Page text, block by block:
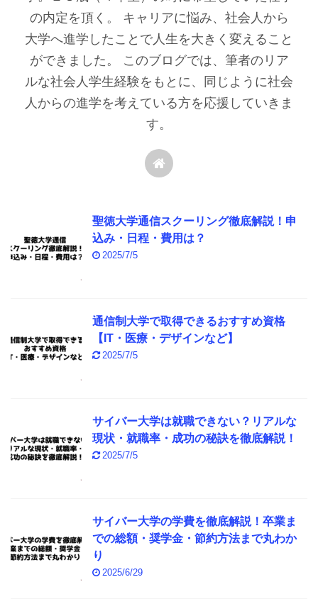
の内定を頂く。 キャリアに悩み、社会人から
大学へ進学したことで人生を大きく変えること
ができました。 このブログでは、筆者のリア
ルな社会人学生経験をもとに、同じように社会
人からの進学を考えている方を応援していきま
す。
聖徳大学通信スクーリング徹底解説！申
込み・日程・費用は？
2025/7/5
通信制大学で取得できるおすすめ資格
【IT・医療・デザインなど】
2025/7/5
サイバー大学は就職できない？リアルな
現状・就職率・成功の秘訣を徹底解説！
2025/7/5
サイバー大学の学費を徹底解説！卒業ま
での総額・奨学金・節約方法まで丸わか
り
2025/6/29